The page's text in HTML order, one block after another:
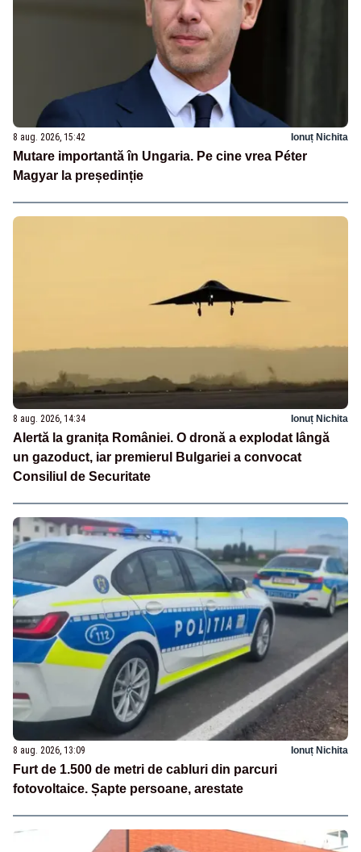
8 aug. 2026, 15:42 Ionuț Nichita
Mutare importantă în Ungaria. Pe cine vrea Péter
Magyar la președinție
8 aug. 2026, 14:34 Ionuț Nichita
Alertă la granița României. O dronă a explodat lângă
un gazoduct, iar premierul Bulgariei a convocat
Consiliul de Securitate
8 aug. 2026, 13:09 Ionuț Nichita
Furt de 1.500 de metri de cabluri din parcuri
fotovoltaice. Șapte persoane, arestate